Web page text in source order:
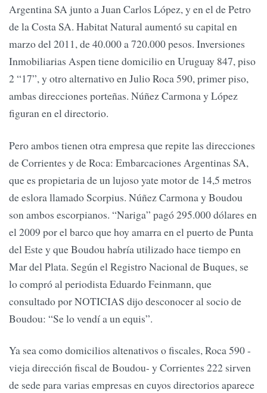
Argentina SA junto a Juan Carlos López, y en el de Petro
de la Costa SA. Habitat Natural aumentó su capital en
marzo del 2011, de 40.000 a 720.000 pesos. Inversiones
Inmobiliarias Aspen tiene domicilio en Uruguay 847, piso
2 “17”, y otro alternativo en Julio Roca 590, primer piso,
ambas direcciones porteñas. Núñez Carmona y López
figuran en el directorio.
Pero ambos tienen otra empresa que repite las direcciones
de Corrientes y de Roca: Embarcaciones Argentinas SA,
que es propietaria de un lujoso yate motor de 14,5 metros
de eslora llamado Scorpius. Núñez Carmona y Boudou
son ambos escorpianos. “Nariga” pagó 295.000 dólares en
el 2009 por el barco que hoy amarra en el puerto de Punta
del Este y que Boudou habría utilizado hace tiempo en
Mar del Plata. Según el Registro Nacional de Buques, se
lo compró al periodista Eduardo Feinmann, que
consultado por NOTICIAS dijo desconocer al socio de
Boudou: “Se lo vendí a un equis”.
Ya sea como domicilios altenativos o fiscales, Roca 590 -
vieja dirección fiscal de Boudou- y Corrientes 222 sirven
de sede para varias empresas en cuyos directorios aparece